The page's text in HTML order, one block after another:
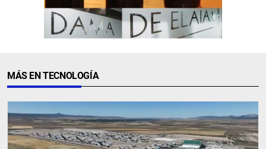
MÁS EN TECNOLOGÍA